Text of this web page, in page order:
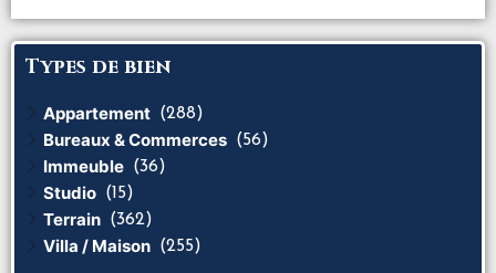
Types de bien
Appartement (288)
Bureaux & Commerces (56)
Immeuble (36)
Studio (15)
Terrain (362)
Villa / Maison (255)